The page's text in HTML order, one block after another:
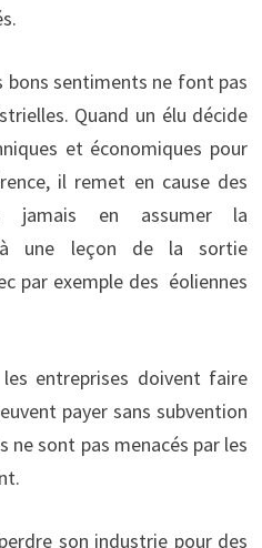
bons sentiments ne font pas
Quand un élu décide
et économiques pour
il remet en cause des
jamais en assumer la
une leçon de la sortie
par exemple des éoliennes
entreprises doivent faire
payer sans subvention
ne sont pas menacés par les
son industrie pour des